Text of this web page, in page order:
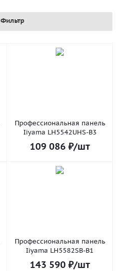
Фильтр
Профессиональная панель
Iiyama LH5542UHS-B3
109 086 ₽/шт
Профессиональная панель
Iiyama LH5582SB-B1
143 590 ₽/шт